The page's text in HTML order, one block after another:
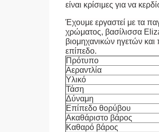
είναι κρίσιμες για να
Έχουμε εργαστεί με τα
χρώματος, βασίλισσα
βιομηχανικών ηγετών
επίπεδο.
Πρότυπο
Αεραντλία
Υλικό
Τάση
Δύναμη
Επίπεδο θορύβου
Ακαθάριστο βάρος
Καθαρό βάρος